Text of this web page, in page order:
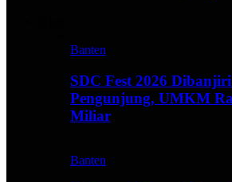
Banten
SDC Fest 2026
Pengunjung, UMKM
Miliar
Banten